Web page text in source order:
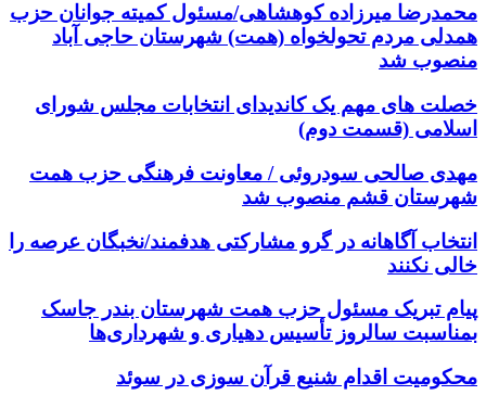
محمدرضا میرزاده کوهشاهی/مسئول کمیته جوانان حزب
همدلی مردم تحولخواه (همت) شهرستان حاجی آباد
منصوب شد
خصلت های مهم یک کاندیدای انتخابات مجلس شورای
اسلامی (قسمت دوم)
مهدی صالحی سودروئی / معاونت فرهنگی حزب همت
شهرستان قشم منصوب شد
انتخاب آگاهانه در گرو مشارکتی هدفمند/نخبگان عرصه را
خالی نکنند
پیام تبریک مسئول حزب همت شهرستان بندر جاسک
بمناسبت سالروز تأسیس دهیاری و شهرداری‌ها
محکومیت اقدام شنیع قرآن سوزی در سوئد